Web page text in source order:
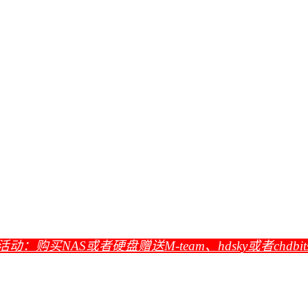
动：购买NAS或者硬盘赠送M-team、hdsky或者